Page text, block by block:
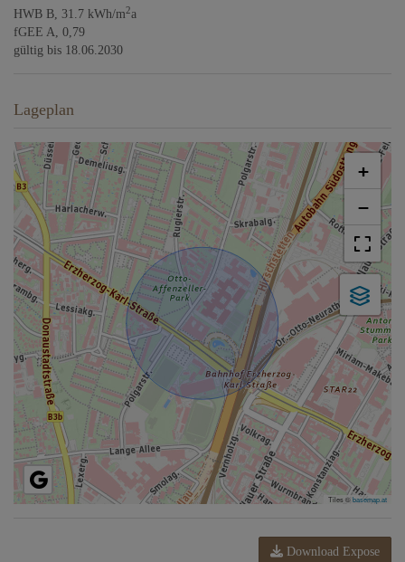
HWB B, 31.7 kWh/m2a
fGEE A, 0,79
gültig bis 18.06.2030
Lageplan
+
−
Tiles ©basemap.at
Download Expose